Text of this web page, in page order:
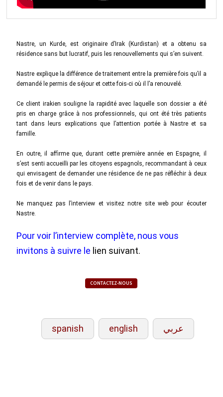
Nastre, un Kurde, est originaire d’Irak (Kurdistan) et a obtenu sa
résidence sans but lucratif, puis les renouvellements qui s’en suivent.
Nastre explique la différence de traitement entre la première fois qu’il a
demandé le permis de séjour et cette fois-ci où il l’a renouvelé.
Ce client irakien souligne la rapidité avec laquelle son dossier a été
pris en charge grâce à nos professionnels, qui ont été très patients
tant dans leurs explications que l’attention portée à Nastre et sa
famille.
En outre, il affirme que, durant cette première année en Espagne, il
s’est senti accueilli par les citoyens espagnols, recommandant à ceux
qui envisagent de demander une résidence de ne pas réfléchir à deux
fois et de venir dans le pays.
Ne manquez pas l’interview et visitez notre site web pour écouter
Nastre.
Pour voir l’interview complète, nous vous
invitons à suivre le lien suivant.
CONTACTEZ-NOUS
spanish english عربي